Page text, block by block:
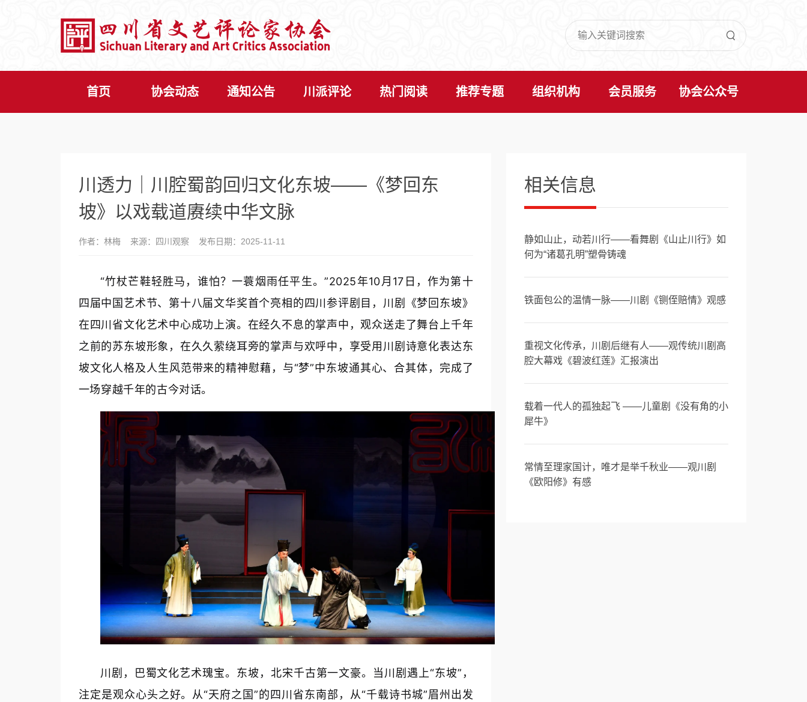

首页 协会动态 通知公告 川派评论 热门阅读 推荐专题 组织机构 会员服务 协会公众号
川透力｜川腔蜀韵回归文化东坡——《梦回东
坡》以戏载道赓续中华文脉
作者：林梅 来源：四川观察 发布日期：2025-11-11
“竹杖芒鞋轻胜马，谁怕？一蓑烟雨任平生。”2025年10月17日，作为第十
四届中国艺术节、第十八届文华奖首个亮相的四川参评剧目，川剧《梦回东坡》
在四川省文化艺术中心成功上演。在经久不息的掌声中，观众送走了舞台上千年
之前的苏东坡形象，在久久萦绕耳旁的掌声与欢呼中，享受用川剧诗意化表达东
坡文化人格及人生风范带来的精神慰藉，与“梦”中东坡通其心、合其体，完成了
一场穿越千年的古今对话。
川剧，巴蜀文化艺术瑰宝。东坡，北宋千古第一文豪。当川剧遇上“东坡”，
注定是观众心头之好。从“天府之国”的四川省东南部，从“千载诗书城”眉州出发
相关信息
静如山止，动若川行——看舞剧《山止川行》如
何为“诸葛孔明”塑骨铸魂
铁面包公的温情一脉——川剧《铡侄赔情》观感
重视文化传承，川剧后继有人——观传统川剧高
腔大幕戏《碧波红莲》汇报演出
载着一代人的孤独起飞 ——儿童剧《没有角的小
犀牛》
常情至理家国计，唯才是举千秋业——观川剧
《欧阳修》有感